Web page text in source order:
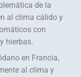
de la
al clima cálido y
con
hierbas.
en Francia,
al clima y